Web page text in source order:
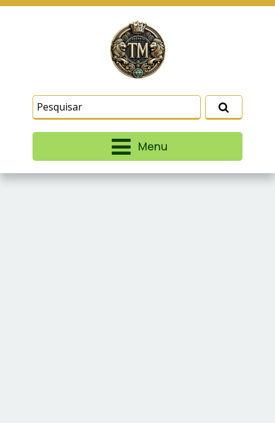
Menu
similares para lembrar e entender como você usa
nosso site, analisar seu uso de nossos produtos
e serviços, ajudar com nossos esforços de
marketing e fornecer conteúdo de terceiros. Leia
Termos e CondiçõesePolítica de